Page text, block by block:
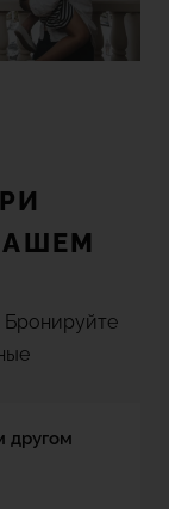
Бронируйте
другом